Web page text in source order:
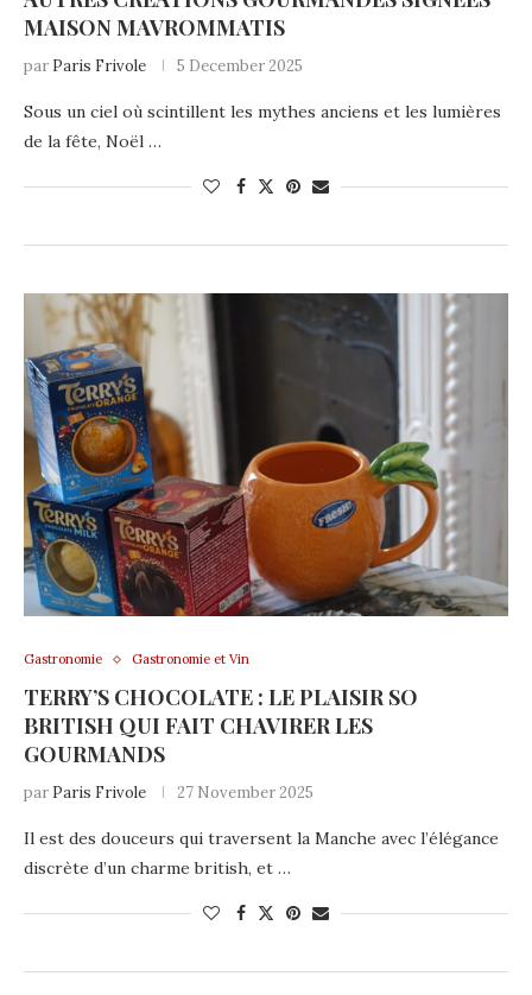
MAISON MAVROMMATIS
par Paris Frivole 5 December 2025
Sous un ciel où scintillent les mythes anciens et les lumières
de la fête, Noël …
Gastronomie Gastronomie et Vin
TERRY’S CHOCOLATE : LE PLAISIR SO
BRITISH QUI FAIT CHAVIRER LES
GOURMANDS
par Paris Frivole 27 November 2025
Il est des douceurs qui traversent la Manche avec l’élégance
discrète d’un charme british, et …